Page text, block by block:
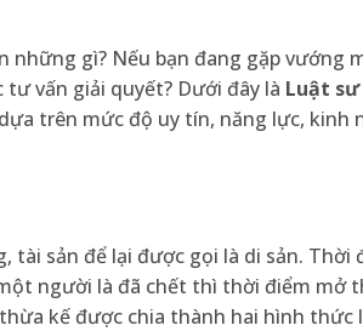
gì? Nếu bạn đang gặp vướng
vấn giải quyết? Dưới đây là Luật
trên mức độ uy tín, năng lực, kinh
tài sản để lại được gọi là di sản. Thời
người là đã chết thì thời điểm mở
kế được chia thành hai hình thức